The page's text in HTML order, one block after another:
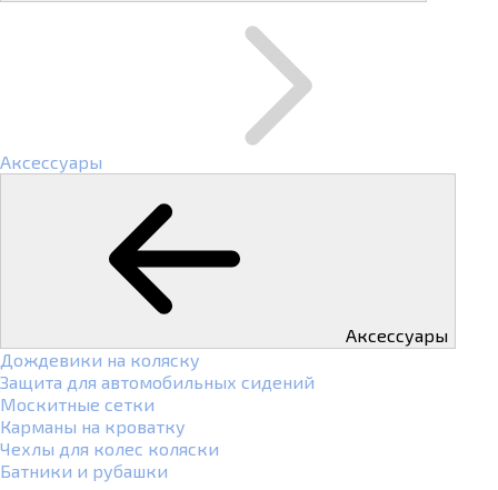
Аксессуары
Аксессуары
Дождевики на коляску
Защита для автомобильных сидений
Москитные сетки
Карманы на кроватку
Чехлы для колес коляски
Батники и рубашки